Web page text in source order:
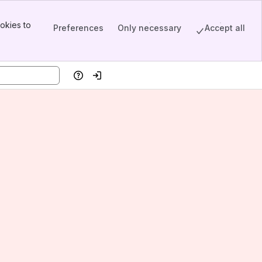
to
Preferences Only necessary Accept all
HelpLog in